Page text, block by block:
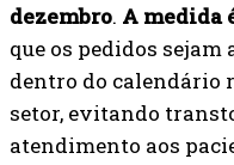
dezembro. A medida
que os pedidos
dentro do calendário
setor, evitando
atendimento aos